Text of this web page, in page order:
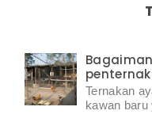
Ternakan
kawan baru